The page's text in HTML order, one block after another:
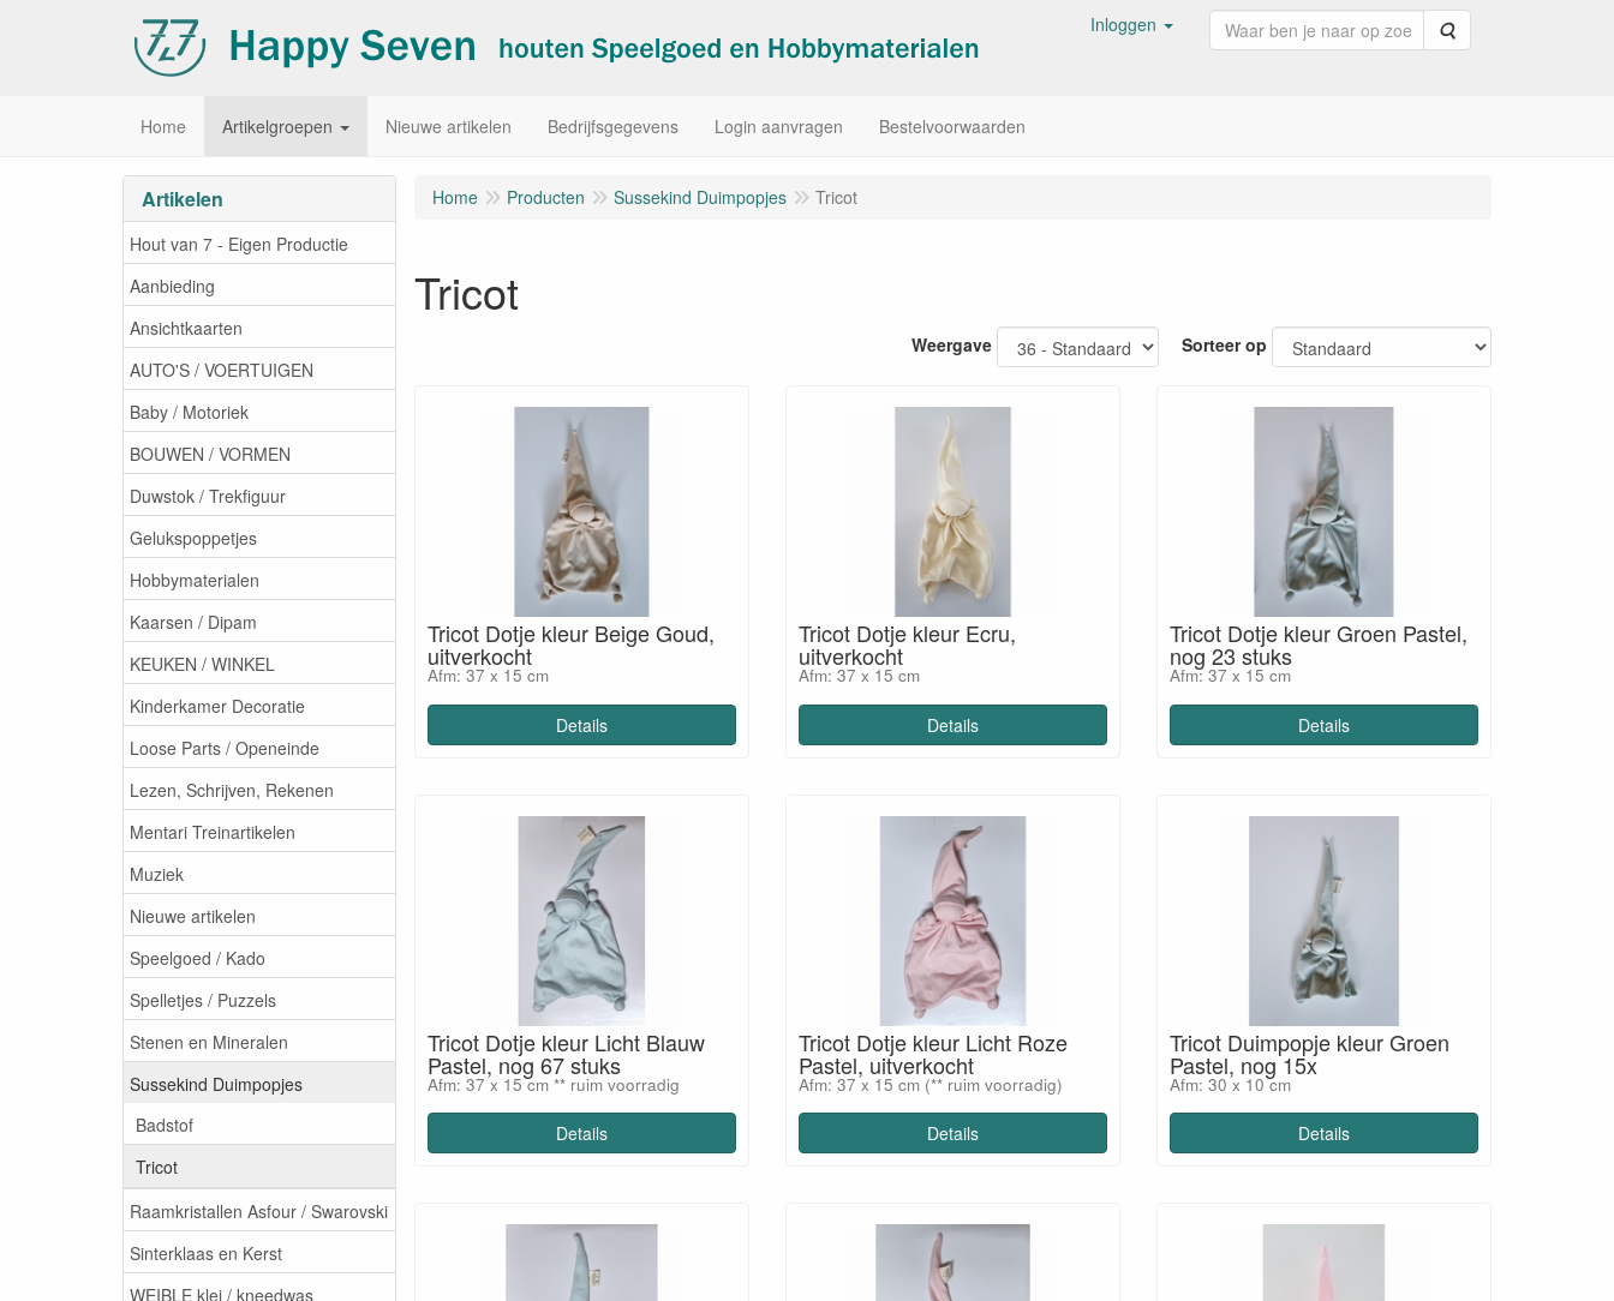
Inloggen Zoeken
Home Artikelgroepen Nieuwe artikelen Bedrijfsgegevens Login aanvragen Bestelvoorwaarden
Artikelen
Hout van 7 - Eigen Productie
Aanbieding
Ansichtkaarten
AUTO'S / VOERTUIGEN
Baby / Motoriek
BOUWEN / VORMEN
Duwstok / Trekfiguur
Gelukspoppetjes
Hobbymaterialen
Kaarsen / Dipam
KEUKEN / WINKEL
Kinderkamer Decoratie
Loose Parts / Openeinde
Lezen, Schrijven, Rekenen
Mentari Treinartikelen
Muziek
Nieuwe artikelen
Speelgoed / Kado
Spelletjes / Puzzels
Stenen en Mineralen
Sussekind Duimpopjes
Badstof
Tricot
Raamkristallen Asfour / Swarovski
Sinterklaas en Kerst
WEIBLE klei / kneedwas
Home Producten Sussekind Duimpopjes Tricot
Tricot
Weergave Sorteer op
Tricot Dotje kleur Beige Goud,
uitverkocht
Afm: 37 x 15 cm
Details
Tricot Dotje kleur Ecru,
uitverkocht
Afm: 37 x 15 cm
Details
Tricot Dotje kleur Groen Pastel,
nog 23 stuks
Afm: 37 x 15 cm
Details
Tricot Dotje kleur Licht Blauw
Pastel, nog 67 stuks
Afm: 37 x 15 cm ** ruim voorradig
Details
Tricot Dotje kleur Licht Roze
Pastel, uitverkocht
Afm: 37 x 15 cm (** ruim voorradig)
Details
Tricot Duimpopje kleur Groen
Pastel, nog 15x
Afm: 30 x 10 cm
Details